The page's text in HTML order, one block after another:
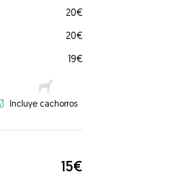
20€
20€
19€
Incluye cachorros
15€